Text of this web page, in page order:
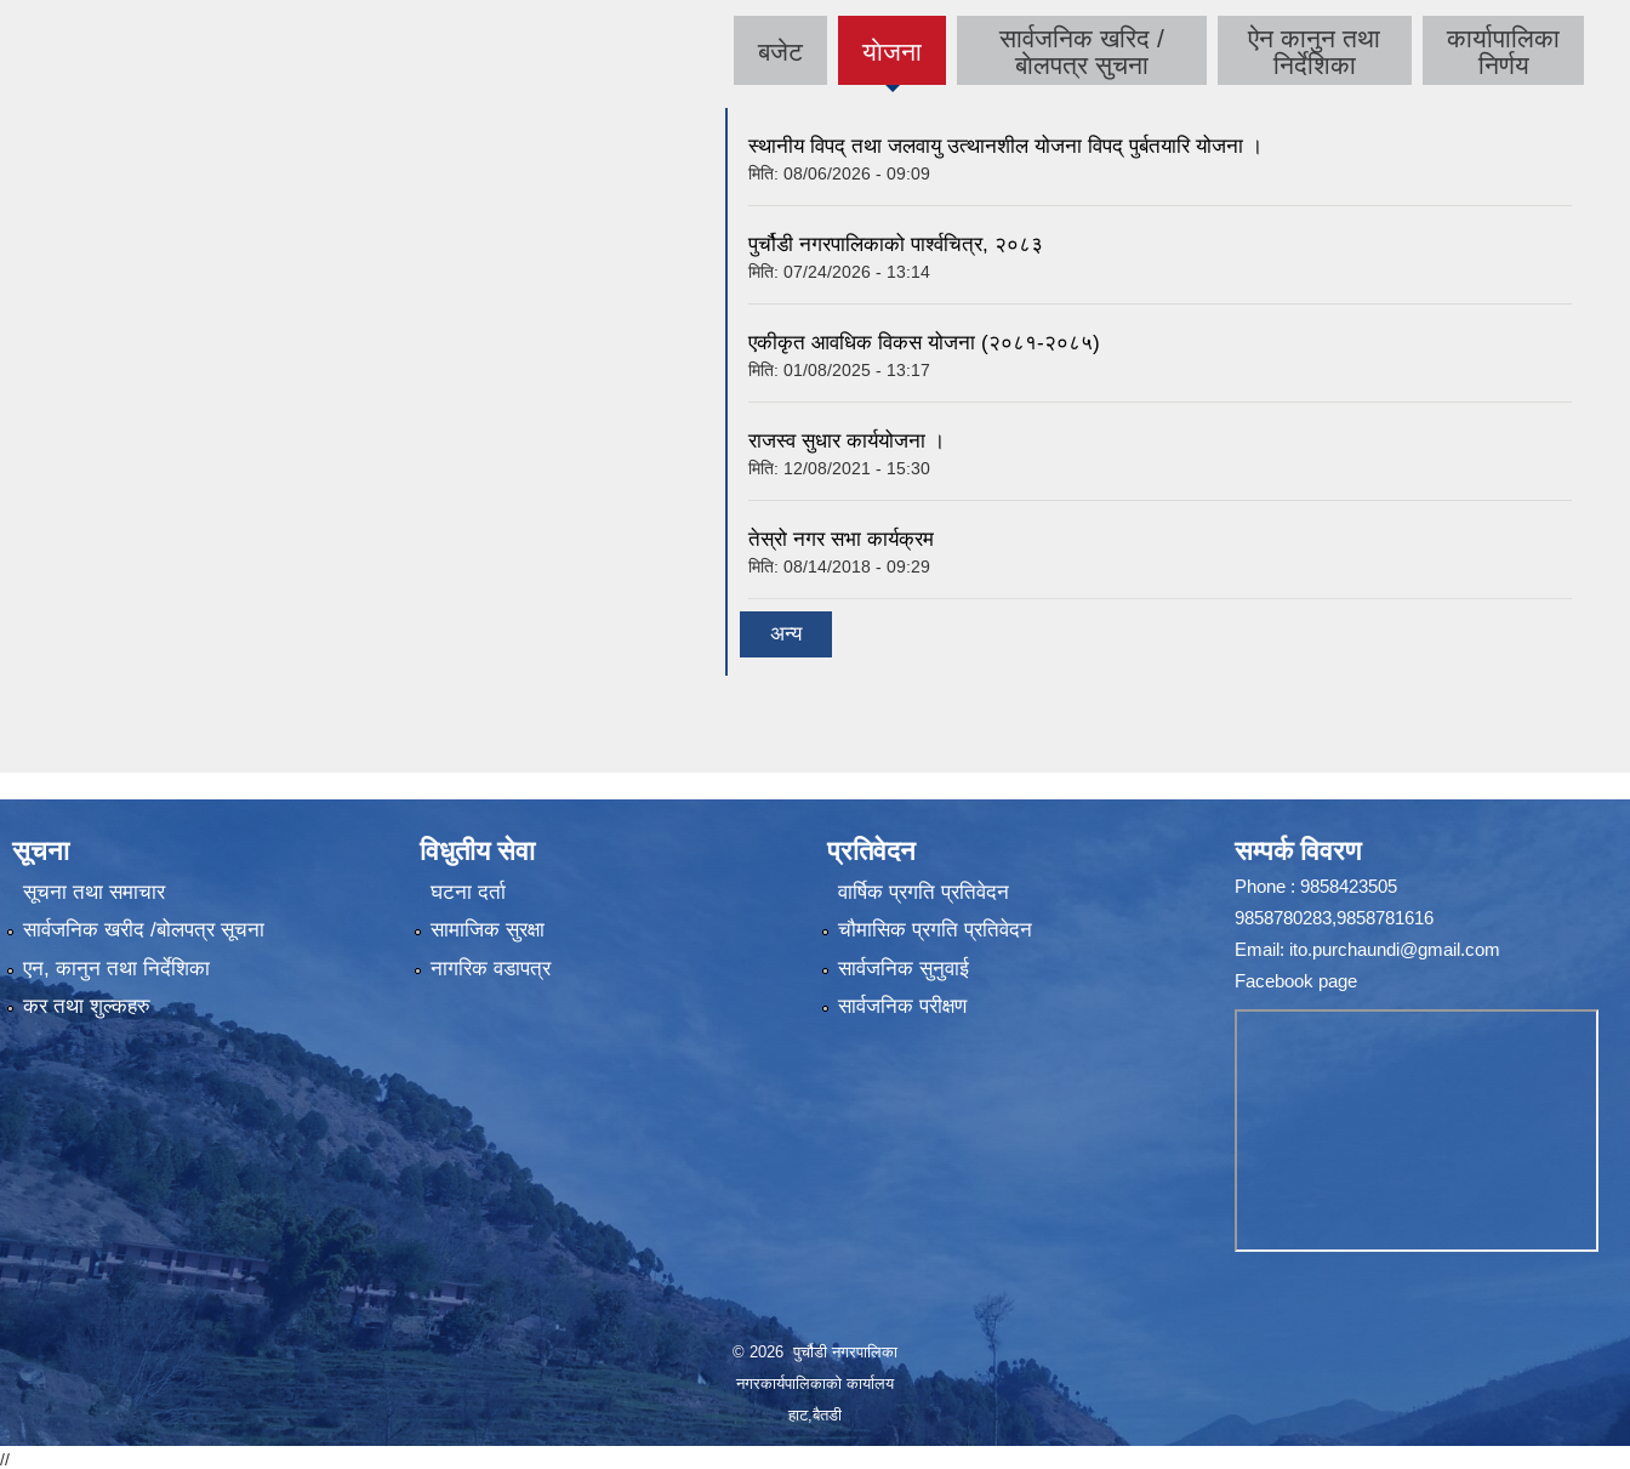
बजेट याेजना
(active
tab)
सार्वजनिक खरिद /
बाेलपत्र सुचना
ऐन कानुन तथा
निर्देशिका
कार्यापालिका
निर्णय
स्थानीय विपद् तथा जलवायु उत्थानशील योजना विपद् पुर्बतयारि योजना ।
मिति: 08/06/2026 - 09:09
पुर्चौडी नगरपालिकाको पार्श्वचित्र, २०८३
मिति: 07/24/2026 - 13:14
एकीकृत आवधिक विकस योजना (२०८१-२०८५)
मिति: 01/08/2025 - 13:17
राजस्व सुधार कार्ययोजना ।
मिति: 12/08/2021 - 15:30
तेस्रो नगर सभा कार्यक्रम
मिति: 08/14/2018 - 09:29
अन्य
सूचना
सूचना तथा समाचार
सार्वजनिक खरीद /बोलपत्र सूचना
एन, कानुन तथा निर्देशिका
कर तथा शुल्कहरु
विधुतीय सेवा
घटना दर्ता
सामाजिक सुरक्षा
नागरिक वडापत्र
प्रतिवेदन
वार्षिक प्रगति प्रतिवेदन
चौमासिक प्रगति प्रतिवेदन
सार्वजनिक सुनुवाई
सार्वजनिक परीक्षण
सम्पर्क विवरण
Phone : 9858423505
9858780283,9858781616
Email: ito.purchaundi@gmail.com
Facebook page
© 2026 पुर्चौडी नगरपालिका
नगरकार्यपालिकाकाे कार्यालय
हाट,बैतडी
//